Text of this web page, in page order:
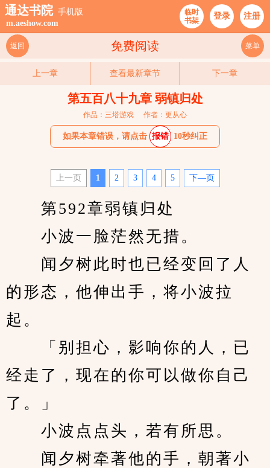
通达书院 手机版
m.aeshow.com
临时
书架
登录 注册
免费阅读
返回 菜单
上一章 查看最新章节 下一章
第五百八十九章 弱镇归处
作品：三塔游戏 作者：更从心
如果本章错误，请点击 报错 10秒纠正
上一页 1 2 3 4 5 下—页
第592章弱镇归处
小波一脸茫然无措。
闻夕树此时也已经变回了人
的形态，他伸出手，将小波拉
起。
「别担心，影响你的人，已
经走了，现在的你可以做你自己
了。」
小波点点头，若有所思。
闻夕树牵著他的手，朝著小